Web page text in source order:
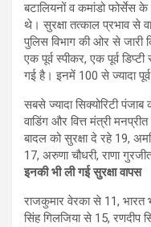
बटालियनों व कमांडो फोर्सेस
थे। सुरक्षा तत्काल प्रभाव से
पुलिस विभाग की ओर से जारी
एक पूर्व स्पीकर, एक पूर्व
गई है। इनमें 100 से ज्यादा
सबसे ज्यादा सिक्योरिटी
वाडिंग और वित्त मंत्री
बादल को सुरक्षा दे रहे 19,
17, अरुणा चौधरी, राणा
इनकी भी ली गई सुरक्षा वापस
राजकुमार वेरका से 11,
सिंह गिलजिया से 15, रणदीप